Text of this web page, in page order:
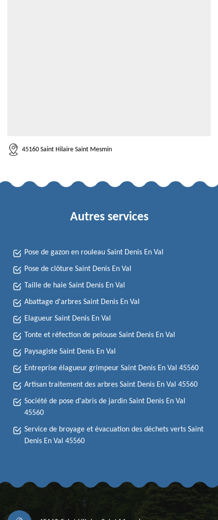
45160 Saint Hilaire Saint Mesmin
Autres services
Pose de gazon en rouleau Saint Denis En Val
Pose de clôture Saint Denis En Val
Taille de haie Saint Denis En Val
Abattage d'arbres Saint Denis En Val
Elagueur Saint Denis En Val
Tonte et réfection de pelouse Saint Denis En Val
Paysagiste Saint Denis En Val
Entreprise élagueur grimpeur Saint Denis En Val 45560
Artisan traitement des arbres Saint Denis En Val 45560
Société de pose d'abris de jardin Saint Denis En Val
45560
Service de broyage et évacuation des déchets verts Saint
Denis En Val 45560